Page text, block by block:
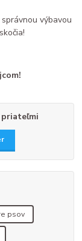
výbavou
priateľmi
psov